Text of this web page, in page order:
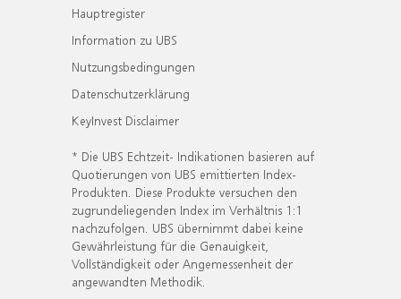
Hauptregister
Information zu UBS
Nutzungsbedingungen
Datenschutzerklärung
KeyInvest Disclaimer
* Die UBS Echtzeit- Indikationen basieren auf
Quotierungen von UBS emittierten Index-
Produkten. Diese Produkte versuchen den
zugrundeliegenden Index im Verhältnis 1:1
nachzufolgen. UBS übernimmt dabei keine
Gewährleistung für die Genauigkeit,
Vollständigkeit oder Angemessenheit der
angewandten Methodik.